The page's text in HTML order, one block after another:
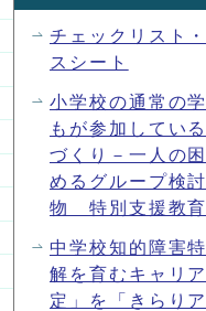
チェックリスト
スシート
小学校の通常の
もが参加してい
づくり－一人の
めるグループ検
物 特別支援教育
中学校知的障害
解を育むキャリ
定」を「きらり